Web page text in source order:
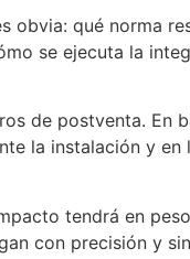
obvia: qué norma
se ejecuta la
de postventa. En
la instalación y en
tendrá en
con precisión y